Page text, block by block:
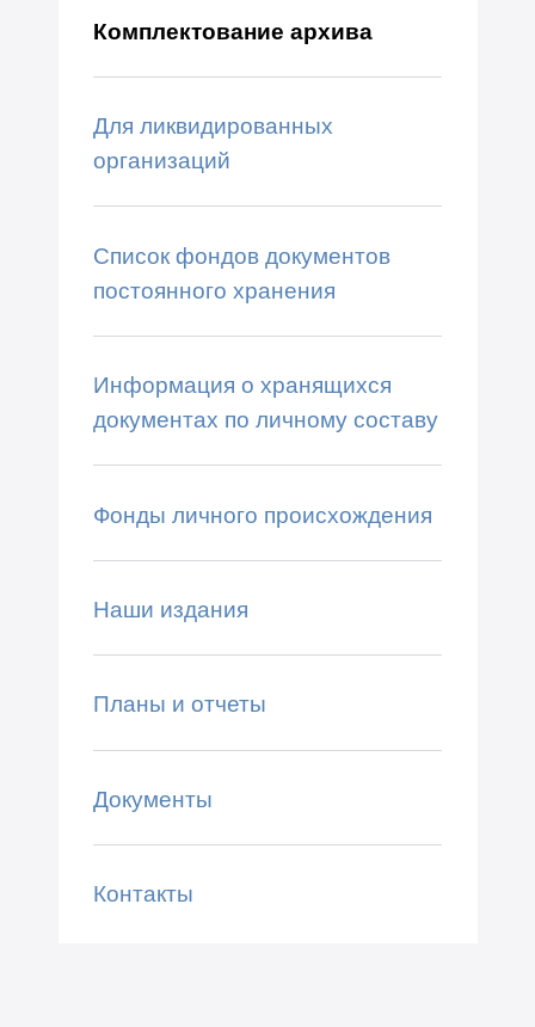
Комплектование архива
Для ликвидированных
организаций
Список фондов документов
постоянного хранения
Информация о хранящихся
документах по личному составу
Фонды личного происхождения
Наши издания
Планы и отчеты
Документы
Контакты